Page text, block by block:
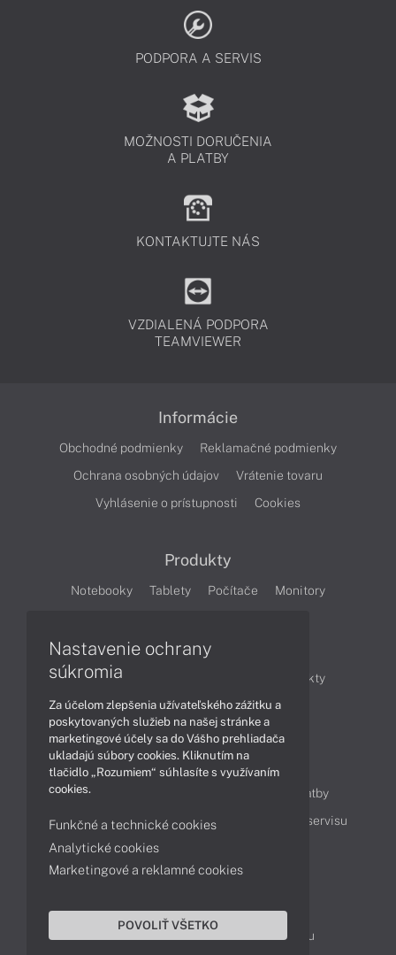
PODPORA A SERVIS
MOŽNOSTI DORUČENIA
A PLATBY
KONTAKTUJTE NÁS
VZDIALENÁ PODPORA
TEAMVIEWER
Informácie
Obchodné podmienky
Reklamačné podmienky
Ochrana osobných údajov
Vrátenie tovaru
Vyhlásenie o prístupnosti
Cookies
Produkty
Notebooky Tablety Počítače Monitory
Články
Obchodné informácie
Produkty
Technológie
Videá
Obsah
Ako nakupovať
Možnosti doručenia a platby
Podpora a servis
Servisné služby Cenník servisu
Kontakty
043 4224 771
Obchodné oddelenie
Reklamácia tovaru
Nastavenie ochrany
súkromia
Za účelom zlepšenia užívateľského zážitku a
poskytovaných služieb na našej stránke a
marketingové účely sa do Vášho prehliadača
ukladajú súbory cookies. Kliknutím na
tlačidlo „Rozumiem“ súhlasíte s využívaním
cookies.
Funkčné a technické cookies
Analytické cookies
Marketingové a reklamné cookies
POVOLIŤ VŠETKO